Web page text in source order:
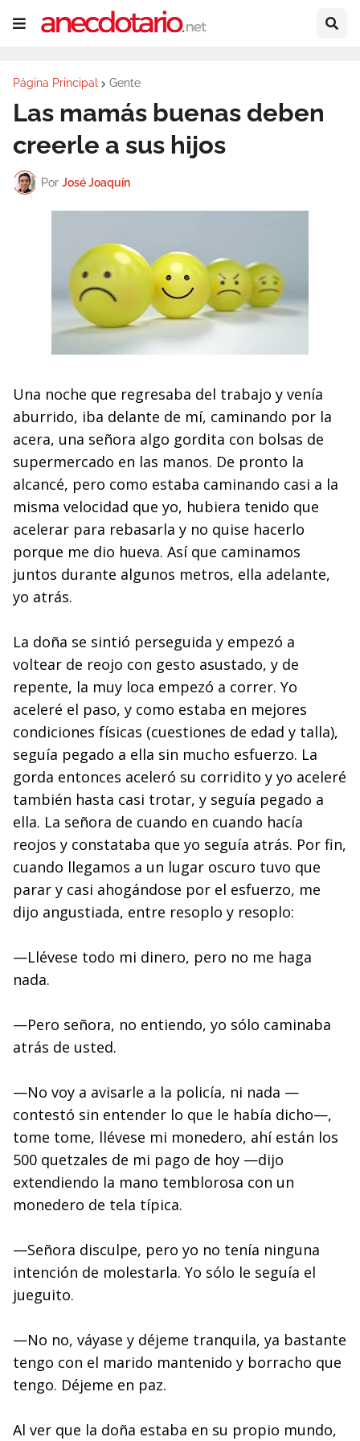
Página Principal Gente
Las mamás buenas deben
creerle a sus hijos
Por José Joaquín
Una noche que regresaba del trabajo y venía
aburrido, iba delante de mí, caminando por la
acera, una señora algo gordita con bolsas de
supermercado en las manos. De pronto la
alcancé, pero como estaba caminando casi a la
misma velocidad que yo, hubiera tenido que
acelerar para rebasarla y no quise hacerlo
porque me dio hueva. Así que caminamos
juntos durante algunos metros, ella adelante,
yo atrás.
La doña se sintió perseguida y empezó a
voltear de reojo con gesto asustado, y de
repente, la muy loca empezó a correr. Yo
aceleré el paso, y como estaba en mejores
condiciones físicas (cuestiones de edad y talla),
seguía pegado a ella sin mucho esfuerzo. La
gorda entonces aceleró su corridito y yo aceleré
también hasta casi trotar, y seguía pegado a
ella. La señora de cuando en cuando hacía
reojos y constataba que yo seguía atrás. Por fin,
cuando llegamos a un lugar oscuro tuvo que
parar y casi ahogándose por el esfuerzo, me
dijo angustiada, entre resoplo y resoplo:
—Llévese todo mi dinero, pero no me haga
nada.
—Pero señora, no entiendo, yo sólo caminaba
atrás de usted.
—No voy a avisarle a la policía, ni nada —
contestó sin entender lo que le había dicho—,
tome tome, llévese mi monedero, ahí están los
500 quetzales de mi pago de hoy —dijo
extendiendo la mano temblorosa con un
monedero de tela típica.
—Señora disculpe, pero yo no tenía ninguna
intención de molestarla. Yo sólo le seguía el
jueguito.
—No no, váyase y déjeme tranquila, ya bastante
tengo con el marido mantenido y borracho que
tengo. Déjeme en paz.
Al ver que la doña estaba en su propio mundo,